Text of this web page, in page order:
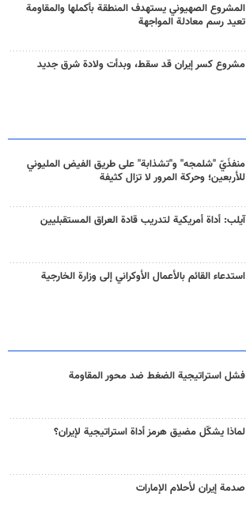
المشروع الصهيوني يستهدف المنطقة بأكملها والمقاومة
تعيد رسم معادلة المواجهة
مشروع كسر إيران قد سقط، وبدأت ولادة شرق جديد
منفذَيّ "شلمجه" و"تشذابة" على طريق الفيض المليوني
للأربعين؛ وحركة المرور لا تزال كثيفة
آيلب: أداة أمريكية لتدريب قادة العراق المستقبليين
استدعاء القائم بالأعمال الأوكراني إلى وزارة الخارجية
فشل استراتيجية الضغط ضد محور المقاومة
لماذا يشكّل مضيق هرمز أداة استراتيجية لإيران؟
صدمة إيران لأحلام الإمارات